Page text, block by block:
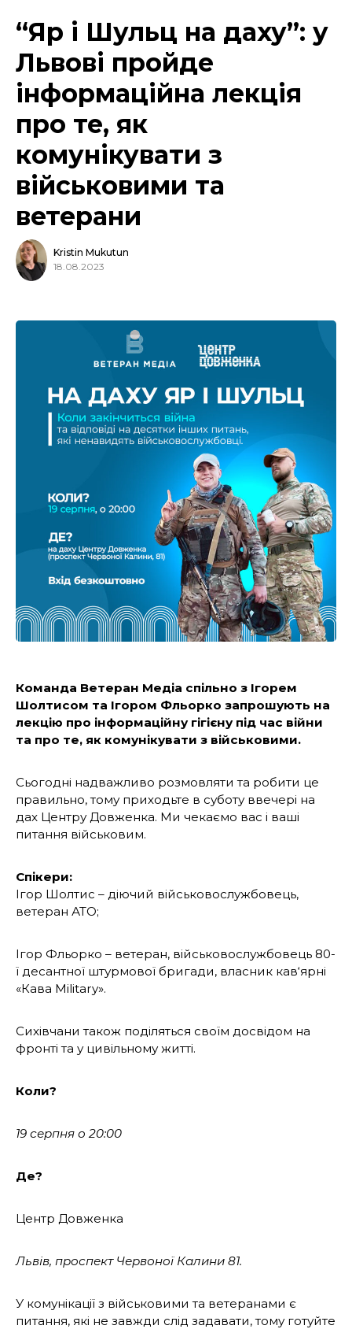
“Яр і Шульц на даху”: у
Львові пройде
інформаційна лекція
про те, як
комунікувати з
військовими та
ветерани
Kristin Mukutun
18.08.2023
Команда Ветеран Медіа спільно з Ігорем
Шолтисом та Ігором Фльорко запрошують на
лекцію про інформаційну гігієну під час війни
та про те, як комунікувати з військовими.
Сьогодні надважливо розмовляти та робити це
правильно, тому приходьте в суботу ввечері на
дах Центру Довженка. Ми чекаємо вас і ваші
питання військовим.
Спікери:
Ігор Шолтис – діючий військовослужбовець,
ветеран АТО;
Ігор Фльорко – ветеран, військовослужбовець 80-
ї десантної штурмової бригади, власник кав‘ярні
«Кава Military».
Сихівчани також поділяться своїм досвідом на
фронті та у цивільному житті.
Коли?
19 серпня о 20:00
Де?
Центр Довженка
Львів, проспект Червоної Калини 81.
У комунікації з військовими та ветеранами є
питання, які не завжди слід задавати, тому готуйте